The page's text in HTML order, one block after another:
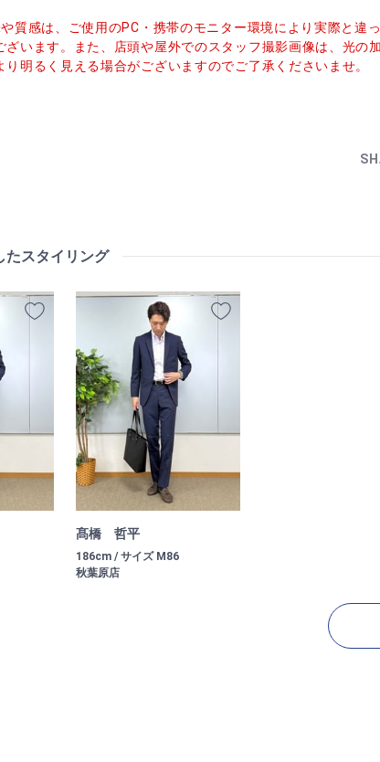
質感は、ご使用のPC・携帯のモニター環境により実際と違
ざいます。また、店頭や屋外でのスタッフ撮影画像は、光の
り明るく見える場合がございますのでご了承くださいませ。
たスタイリング
髙橋 哲平
186cm / サイズ M86
秋葉原店